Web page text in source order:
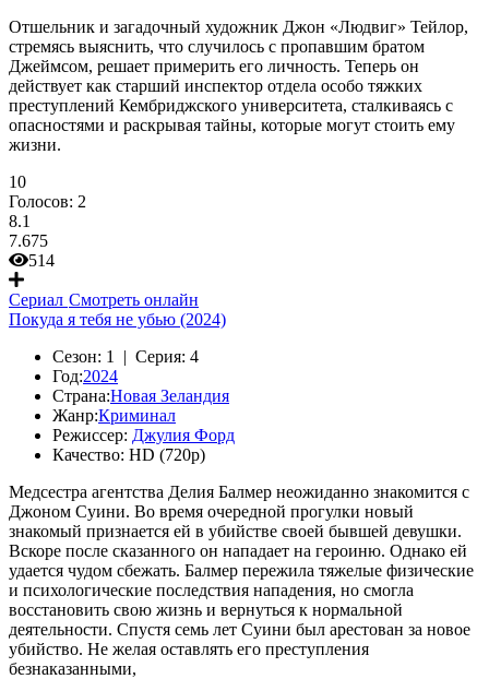
Отшельник и загадочный художник Джон «Людвиг» Тейлор,
стремясь выяснить, что случилось с пропавшим братом
Джеймсом, решает примерить его личность. Теперь он
действует как старший инспектор отдела особо тяжких
преступлений Кембриджского университета, сталкиваясь с
опасностями и раскрывая тайны, которые могут стоить ему
жизни.
10
Голосов: 2
8.1
7.675
514
Сериал Смотреть онлайн
Покуда я тебя не убью (2024)
Сезон: 1 | Серия: 4
Год:2024
Страна:Новая Зеландия
Жанр:Криминал
Режиссер: Джулия Форд
Качество: HD (720p)
Медсестра агентства Делия Балмер неожиданно знакомится с
Джоном Суини. Во время очередной прогулки новый
знакомый признается ей в убийстве своей бывшей девушки.
Вскоре после сказанного он нападает на героиню. Однако ей
удается чудом сбежать. Балмер пережила тяжелые физические
и психологические последствия нападения, но смогла
восстановить свою жизнь и вернуться к нормальной
деятельности. Спустя семь лет Суини был арестован за новое
убийство. Не желая оставлять его преступления
безнаказанными,